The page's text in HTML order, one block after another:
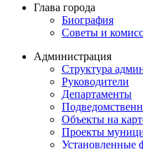
Глава города
Биография
Советы и
Администрация
Структура
Руководители
Департаменты
Объекты на
Проекты
Установленные